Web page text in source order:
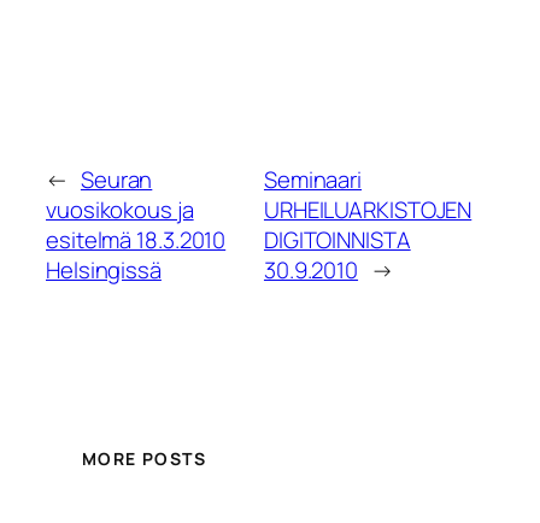
← Seuran
vuosikokous ja
esitelmä 18.3.2010
Helsingissä
Seminaari
URHEILUARKISTOJEN
DIGITOINNISTA
30.9.2010 →
MORE POSTS